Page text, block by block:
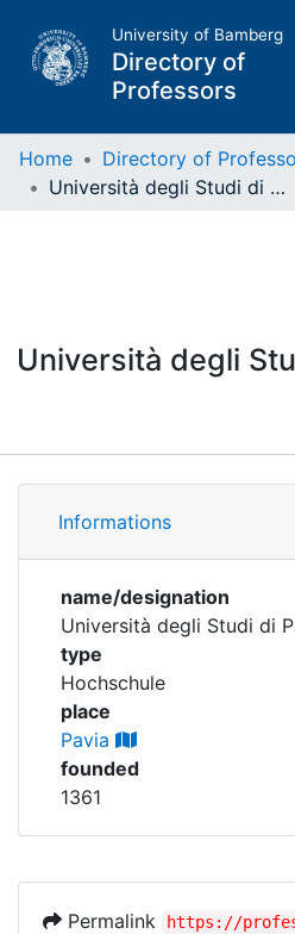
University of Bamberg
Directory of
Professors
Corporations
Historic matricle
registry
Home Directory of
Università degli Studi di Pavia
Università degli
Informations
name/designation
Università degli Studi di
type
Hochschule
place
Pavia
founded
1361
Permalink
https://